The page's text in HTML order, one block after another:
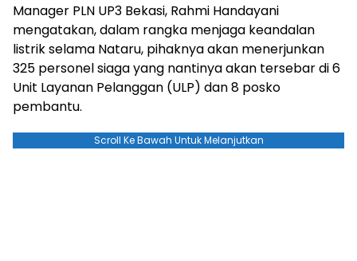
Manager PLN UP3 Bekasi, Rahmi Handayani
mengatakan, dalam rangka menjaga keandalan
listrik selama Nataru, pihaknya akan menerjunkan
325 personel siaga yang nantinya akan tersebar di 6
Unit Layanan Pelanggan (ULP) dan 8 posko
pembantu.
Scroll Ke Bawah Untuk Melanjutkan